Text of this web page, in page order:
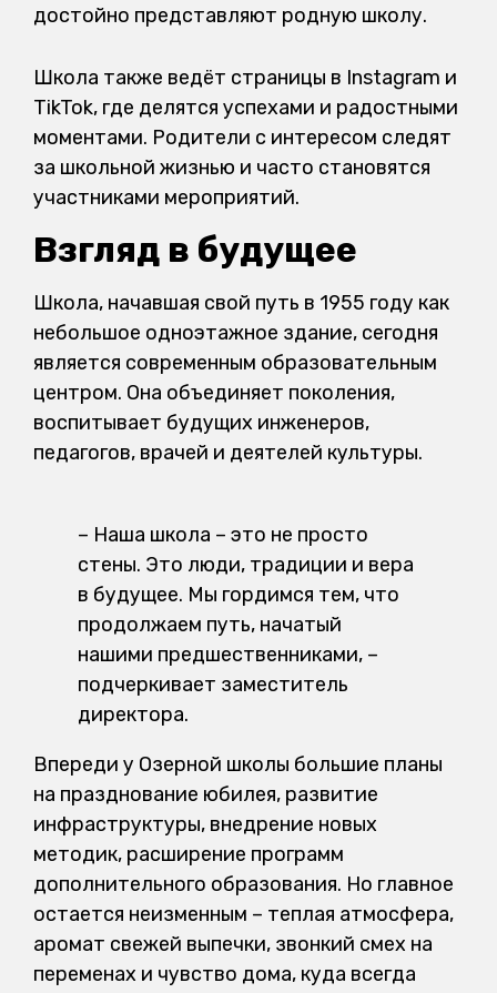
достойно представляют родную школу.
Школа также ведёт страницы в Instagram и
TikTok, где делятся успехами и радостными
моментами. Родители с интересом следят
за школьной жизнью и часто становятся
участниками мероприятий.
Взгляд в будущее
Школа, начавшая свой путь в 1955 году как
небольшое одноэтажное здание, сегодня
является современным образовательным
центром. Она объединяет поколения,
воспитывает будущих инженеров,
педагогов, врачей и деятелей культуры.
– Наша школа – это не просто
стены. Это люди, традиции и вера
в будущее. Мы гордимся тем, что
продолжаем путь, начатый
нашими предшественниками, –
подчеркивает заместитель
директора.
Впереди у Озерной школы большие планы
на празднование юбилея, развитие
инфраструктуры, внедрение новых
методик, расширение программ
дополнительного образования. Но главное
остается неизменным – теплая атмосфера,
аромат свежей выпечки, звонкий смех на
переменах и чувство дома, куда всегда